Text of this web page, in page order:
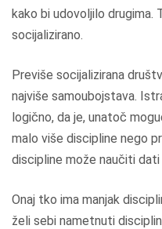
kako bi udovoljilo
socijalizirano.
Previše socijalizirana
najviše samoubojstava.
logično, da je, unatoč
malo više discipline nego
discipline može naučiti
Onaj tko ima manjak
želi sebi nametnuti